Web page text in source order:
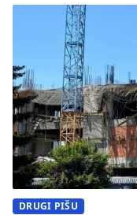
kakva je sudbina
bezvrijedne indekse?
DRUGI PIŠU